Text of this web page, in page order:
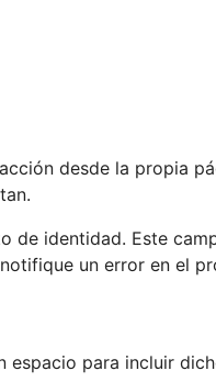
desde la propia
de identidad. Este
un error en el
espacio para incluir